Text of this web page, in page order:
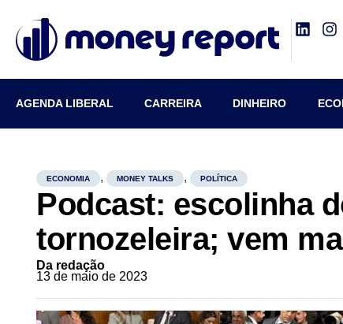
AGENDA LIBERAL CARREIRA DINHEIRO
ECONOMIA , MONEY TALKS , POLÍTICA
Podcast: escolinha
tornozeleira; vem
Da redação
13 de maio de 2023